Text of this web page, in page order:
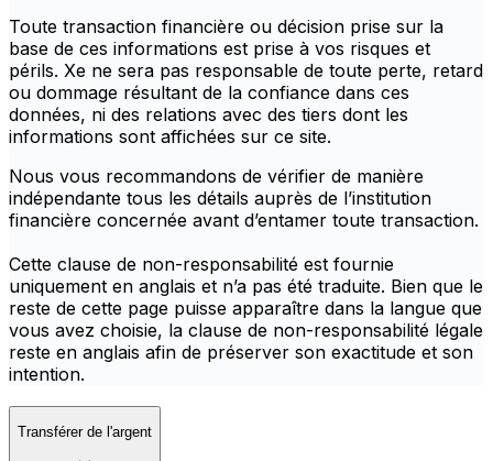
Toute transaction financière ou décision prise sur la
base de ces informations est prise à vos risques et
périls. Xe ne sera pas responsable de toute perte, retard
ou dommage résultant de la confiance dans ces
données, ni des relations avec des tiers dont les
informations sont affichées sur ce site.
Nous vous recommandons de vérifier de manière
indépendante tous les détails auprès de l’institution
financière concernée avant d’entamer toute transaction.
Cette clause de non-responsabilité est fournie
uniquement en anglais et n’a pas été traduite. Bien que le
reste de cette page puisse apparaître dans la langue que
vous avez choisie, la clause de non-responsabilité légale
reste en anglais afin de préserver son exactitude et son
intention.
Transférer de l'argent